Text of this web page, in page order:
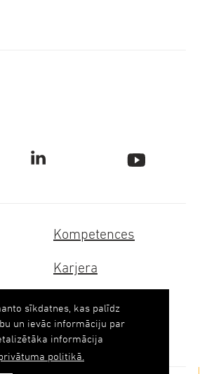
sīkdatnes, kas palīdz
un ievāc informāciju par
informācija
politikā.
Kompetences
Karjera
Ilgtspēja